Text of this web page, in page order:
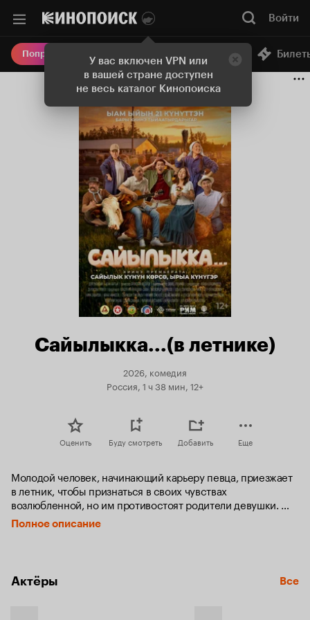
У вас включен VPN или
в вашей стране доступен
не весь каталог Кинопоиска
Войти
Попробовать Плюс Онлайн-кинотеатр
Сайылыкка...(в летнике)
2026, комедия
Россия, 1 ч 38 мин, 12+
Оценить Буду смотреть Добавить Еще
Молодой человек, начинающий карьеру певца, приезжает
в летник, чтобы признаться в своих чувствах
возлюбленной, но им противостоят родители девушки.
А вскоре на его пути возникает богатый парень
из Москвы.
Полное описание
Актёры Все